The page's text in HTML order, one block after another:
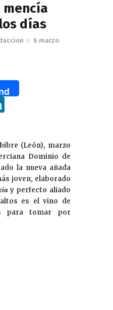
mencía
días
6 marzo
k
e
dI
n
(León), marzo
Dominio de
la nueva añada
joven, elaborado
y perfecto aliado
es el vino de
para tomar por